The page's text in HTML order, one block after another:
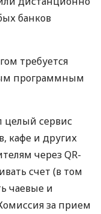
банков
требуется
программным
целый сервис
кафе и других
через QR-
счет (в том
чаевые и
за прием